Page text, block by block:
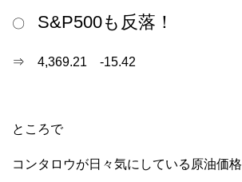
〇 S&P500も反落！
⇒ 4,369.21 -15.42
ところで
コンタロウが日々気にしている原油価格